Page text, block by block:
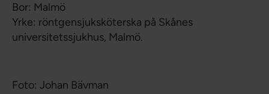
Bor: Malmö
Yrke: röntgensjuksköterska på Skånes
universitetssjukhus, Malmö.
Foto: Johan Bävman